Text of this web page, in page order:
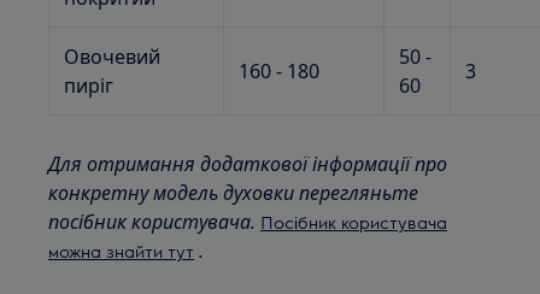
Овочевий
пиріг
160 - 180
50 -
60
3
Для отримання додаткової інформації про
конкретну модель духовки перегляньте
посібник користувача. Посібник користувача
можна знайти тут .